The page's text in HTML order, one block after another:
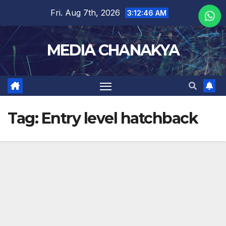
Fri. Aug 7th, 2026 3:12:47 AM
MEDIA CHANAKYA
Tag: Entry level hatchback